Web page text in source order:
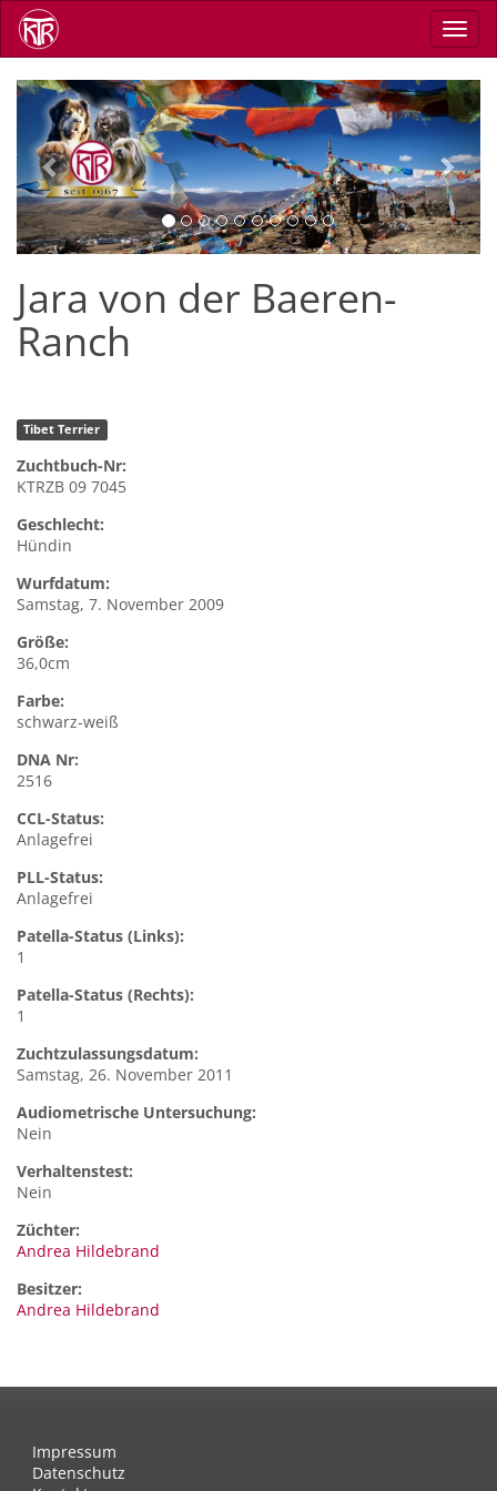
Direkt
zum
Inhalt
Previous Next
Jara von der Baeren-
Ranch
Tibet Terrier
Zuchtbuch-Nr:
KTRZB 09 7045
Geschlecht:
Hündin
Wurfdatum:
Samstag, 7. November 2009
Größe:
36,0cm
Farbe:
schwarz-weiß
DNA Nr:
2516
CCL-Status:
Anlagefrei
PLL-Status:
Anlagefrei
Patella-Status (Links):
1
Patella-Status (Rechts):
1
Zuchtzulassungsdatum:
Samstag, 26. November 2011
Audiometrische Untersuchung:
Nein
Verhaltenstest:
Nein
Züchter:
Andrea Hildebrand
Besitzer:
Andrea Hildebrand
Impressum
Datenschutz